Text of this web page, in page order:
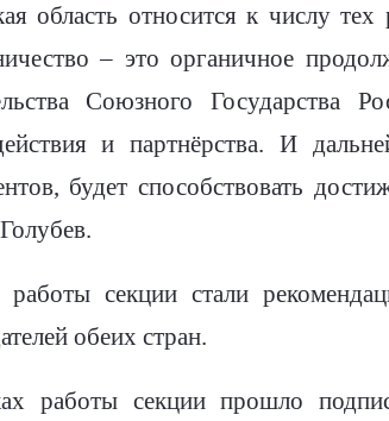
область относится к числу
– это органичное
Союзного Государства
и партнёрства. И
будет способствовать
секции стали
обеих стран.
работы секции прошло